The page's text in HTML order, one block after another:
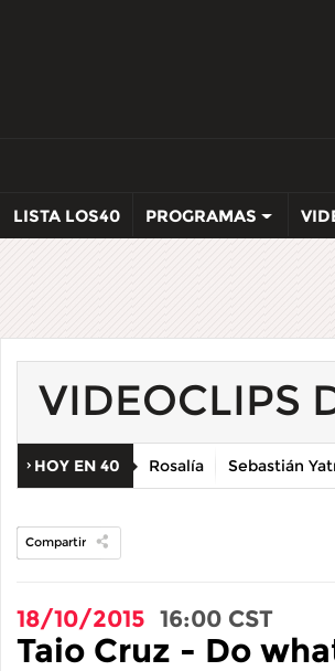
LISTA LOS40 PROGRAMAS
VIDEOCLIPS
HOY EN 40 Rosalía Sebastián
Compartir
18/10/2015 16:00 CST
Taio Cruz - Do